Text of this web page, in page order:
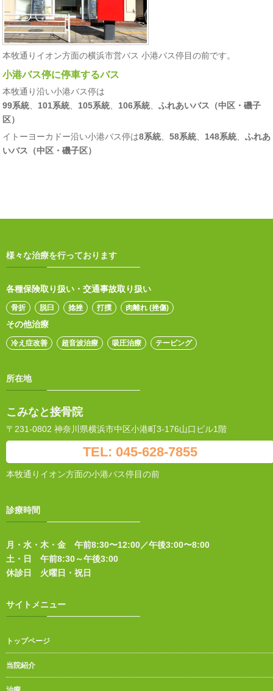
本牧通りイオン方面の横浜市営バス 小港バス停目の前です。
小港バス停に停車するバス
本牧通り沿い小港バス停は
99系統
101系統 105系統 106系統
ふれあいバス（中区・磯子
区）
イトーヨーカドー沿い小港バス停は8系統 58系統 148系統
ふれあ
いバス（中区・磯子区）
様々な治療を行っております
各種保険取り扱い・交通事故取り扱い
骨折 脱臼 捻挫 打撲 肉離れ (挫傷)
その他治療
冷え症改善 超音波治療 吸圧治療 テーピング
所在地
こみなと接骨院
〒231-0802 神奈川県横浜市中区小港町3-176山口ビル1階
TEL: 045-628-7855
本牧通りイオン方面の小港バス停目の前
診療時間
月・水・木・金 午前8:30〜12:00／午後3:00〜8:00
土・日 午前8:30～午後3:00
休診日 火曜日・祝日
サイトメニュー
トップページ
当院紹介